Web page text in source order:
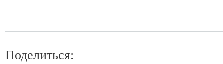
Поделиться: